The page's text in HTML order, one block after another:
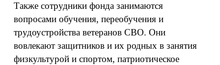
Также сотрудники фонда занимаются
вопросами обучения, переобучения и
трудоустройства ветеранов СВО. Они
вовлекают защитников и их родных в занятия
физкультурой и спортом, патриотическое